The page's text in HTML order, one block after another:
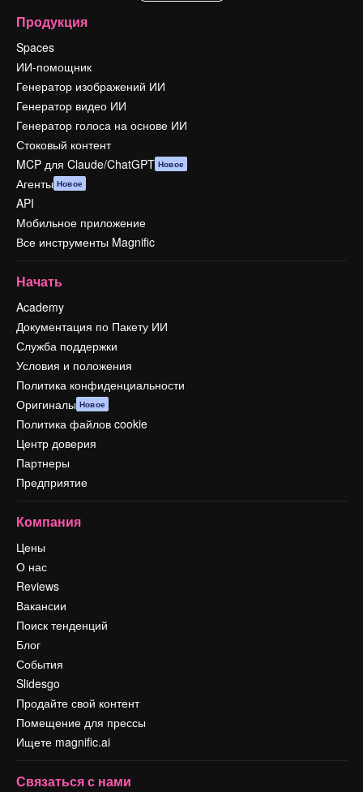
Продукция
Spaces
ИИ-помощник
Генератор изображений ИИ
Генератор видео ИИ
Генератор голоса на основе ИИ
Стоковый контент
MCP для Claude/ChatGPT Новое
Агенты Новое
API
Мобильное приложение
Все инструменты Magnific
Начать
Academy
Документация по Пакету ИИ
Служба поддержки
Условия и положения
Политика конфиденциальности
Оригиналы Новое
Политика файлов cookie
Центр доверия
Партнеры
Предприятие
Компания
Цены
О нас
Reviews
Вакансии
Поиск тенденций
Блог
События
Slidesgo
Продайте свой контент
Помещение для прессы
Ищете magnific.ai
Связаться с нами